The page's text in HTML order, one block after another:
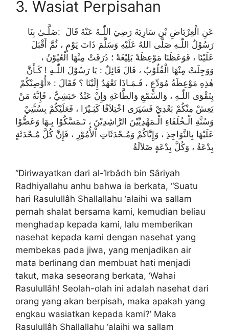
3. Wasiat Perpisahan
عَنِ الْعِرْبَاضِ بْنِ سَارِيَةَ رَضِيَ اللّٰـهُ عَنْهُ قَالَ :صَلَّـىٰ بِنَا
رَسُوْلُ اللّٰـهِ صَلَّى اللهُ عَلَيْهِ وَسَلَّمَ ذَاتَ يَوْمٍ ، ثُمَّ أَقْبَلَ
عَلَيْنَا ، فَوَعَظَنَا مَوْعِظَةً بَلِيْغَةً ؛ ذَرَفَتْ مِنْهَا الْعُيُوْنُ ،
وَوَجِلَتْ مِنْهَا الْقُلُوْبُ ، قَالَ قَائِلٌ : يَا رَسُوْلَ اللّٰـهِ ! كَـأَنَّ
هٰذِهِ مَوْعِظَةُ مُوَدِّعٍ ، فَـمَـاذَا تَعْهَدُ إِلَيْنَا ؟ فَقَالَ : «أُوْصِيْكُمْ
بِتَقْوَى اللّٰـهِ ، وَالسَّمْعِ وَالطَّاعَةِ وَإِنْ عَبْدٌ حَبَشِيٌّ ، فَإِنَّهُ مَنْ
يَعِشْ مِنْكُمْ بَعْدِيْ فَسَيَرَى اخْتِلاَفًا كَثِـيْرًا ، فَعَلَيْكُمْ بِسُنَّتِيْ
وَسُنَّةِ الْـخُلَفَاءِ الْـمَهْدِيِّيْنَ الرَّاشِدِيْنَ ، تَـمَسَّكُوْا بِـهَا وَعَضُّوْا
عَلَيْهَا بِالنَّوَاجِذِ ، وَإِيَّاكُمْ وَمُـحْدَثَاتِ اْلأُمُوْرِ ، فَإِنَّ كُلَّ مُـحْدَثَةٍ
بِدْعَةٌ ، وَكُلَّ بِدْعَةٍ ضَلاَلَةٌ
“Diriwayatkan dari al-‘Irbâdh bin Sâriyah
Radhiyallahu anhu bahwa ia berkata, “Suatu
hari Rasulullâh Shallallahu ‘alaihi wa sallam
pernah shalat bersama kami, kemudian beliau
menghadap kepada kami, lalu memberikan
nasehat kepada kami dengan nasehat yang
membekas pada jiwa, yang menjadikan air
mata berlinang dan membuat hati menjadi
takut, maka seseorang berkata, ‘Wahai
Rasulullâh! Seolah-olah ini adalah nasehat dari
orang yang akan berpisah, maka apakah yang
engkau wasiatkan kepada kami?’ Maka
Rasulullâh Shallallahu ‘alaihi wa sallam